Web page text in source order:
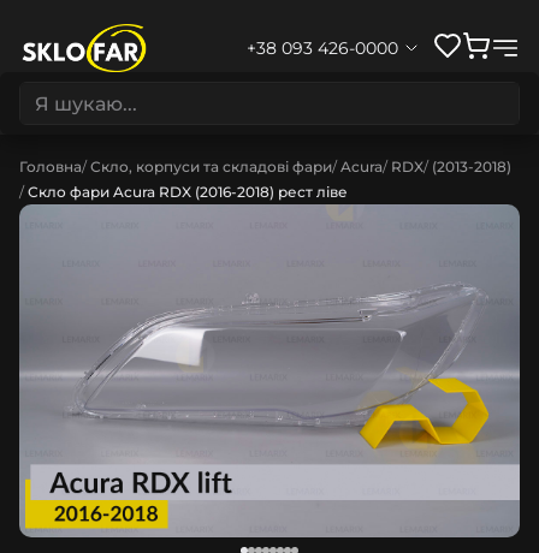
+38 093 426-0000
Головна Скло, корпуси та складові фари Acura RDX (2013-2018)
Скло фари Acura RDX (2016-2018) рест ліве